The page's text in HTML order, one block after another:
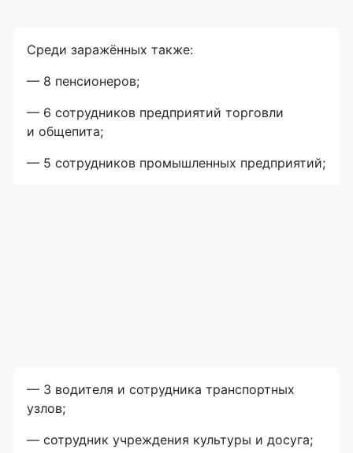
Среди заражённых также:
— 8 пенсионеров;
— 6 сотрудников предприятий торговли
и общепита;
— 5 сотрудников промышленных предприятий;
— 3 водителя и сотрудника транспортных
узлов;
— сотрудник учреждения культуры и досуга;